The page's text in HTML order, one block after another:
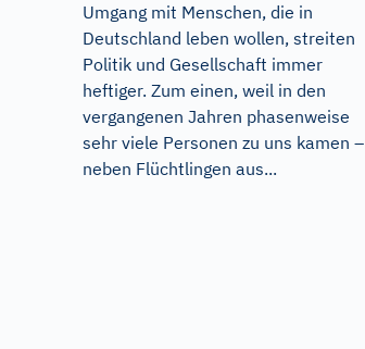
Umgang mit Menschen, die in
Deutschland leben wollen, streiten
Politik und Gesellschaft immer
heftiger. Zum einen, weil in den
vergangenen Jahren phasenweise
sehr viele Personen zu uns kamen –
neben Flüchtlingen aus...